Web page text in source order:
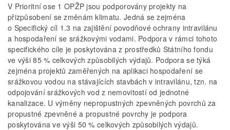
V Prioritní ose 1 OPŽP jsou podporovány projekty na
přizpůsobení se změnám klimatu. Jedná se zejména
o Specifický cíl 1.3 na zajištění povodňové ochrany intravilánu
a hospodaření se srážkovými vodami. Podpora v rámci tohoto
specifického cíle je poskytována z prostředků Státního fondu
ve výši 85 % celkových způsobilých výdajů. Podpora se týká
zejména projektů zaměřených na aplikaci hospodaření se
srážkovou vodou na stávajících stavbách v intravilánu, tzn. na
odpojování srážkových vod z nemovitostí od jednotné
kanalizace. U výměny nepropustných zpevněných povrchů za
propustné zpevněné a propustné povrchy je podpora
poskytována ve výši 50 % celkových způsobilých výdajů.